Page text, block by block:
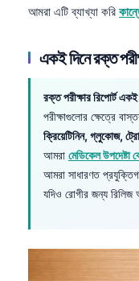
আমরা এটি ব্যাখ্যা করি
একই দিনে রক্ত
রক্ত পরীক্ষার রিপোর্ট একই
পরীক্ষাগুলোর ক্ষেত্রে
ক্রিয়েটিনিন, গ্লুকোজ,
আমরা মেডিকেল উপদেষ্টা
আমরা সাধারণত
যদিও রোগীর জন্য